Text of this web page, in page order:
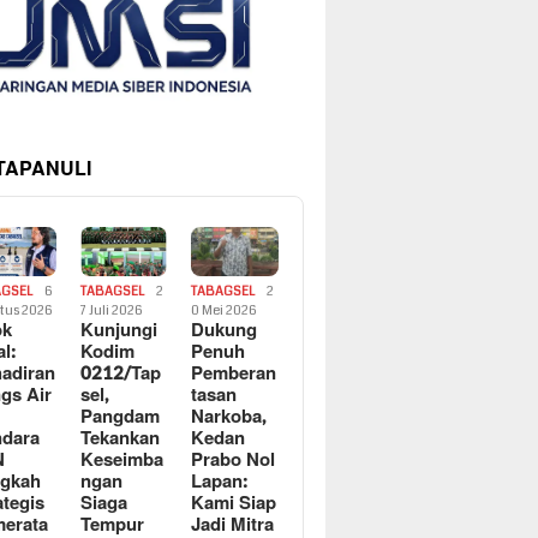
6
2026
Air
TABAGSEL
2
7 Juli 2026
Kunjungi
Kodim
0212/Tap
sel,
Pangdam
Tekankan
Keseimba
ngan
Siaga
Tempur
TABAGSEL
2
0 Mei 2026
Dukung
Penuh
Pemberan
tasan
Narkoba,
Kedan
Prabo Nol
Lapan:
Kami Siap
Jadi Mitra